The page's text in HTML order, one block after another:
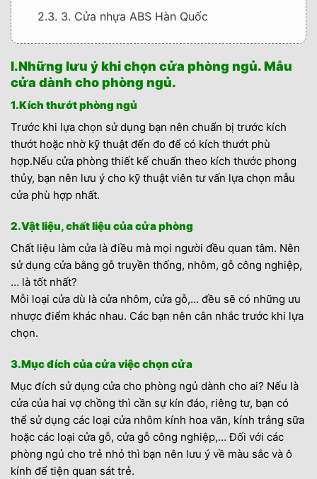
2.3. 3. Cửa nhựa ABS Hàn Quốc
I.Những lưu ý khi chọn cửa phòng ngủ. Mẫu
cửa dành cho phòng ngủ.
1.Kích thướt phòng ngủ
Trước khi lựa chọn sử dụng bạn nên chuẩn bị trước kích
thướt hoặc nhờ kỹ thuật đến đo để có kích thướt phù
hợp.Nếu cửa phòng thiết kế chuẩn theo kích thước phong
thủy, bạn nên lưu ý cho kỹ thuật viên tư vấn lựa chọn mẫu
cửa phù hợp nhất.
2.Vật liệu, chất liệu của cửa phòng
Chất liệu làm cửa là điều mà mọi người đều quan tâm. Nên
sử dụng cửa bằng gỗ truyền thống, nhôm, gỗ công nghiệp,
… là tốt nhất?
Mỗi loại cửa dù là cửa nhôm, cửa gỗ,… đều sẽ có những ưu
nhược điểm khác nhau. Các bạn nên cân nhắc trước khi lựa
chọn.
3.Mục đích của cửa việc chọn cửa
Mục đích sử dụng cửa cho phòng ngủ dành cho ai? Nếu là
cửa của hai vợ chồng thì cần sự kín đáo, riêng tư, bạn có
thể sử dụng các loại cửa nhôm kính hoa văn, kính trắng sữa
hoặc các loại cửa gỗ, cửa gỗ công nghiệp,… Đối với các
phòng ngủ cho trẻ nhỏ thì bạn nên lưu ý về màu sắc và ô
kính để tiện quan sát trẻ.